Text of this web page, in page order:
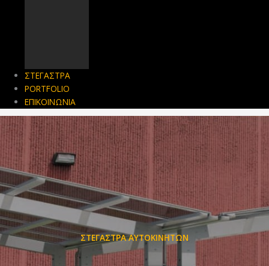
ΣΤΕΓΑΣΤΡΑ
PORTFOLIO
ΕΠΙΚΟΙΝΩΝΙΑ
ΣΤΕΓΑΣΤΡΑ ΑΥΤΟΚΙΝΗΤΩΝ